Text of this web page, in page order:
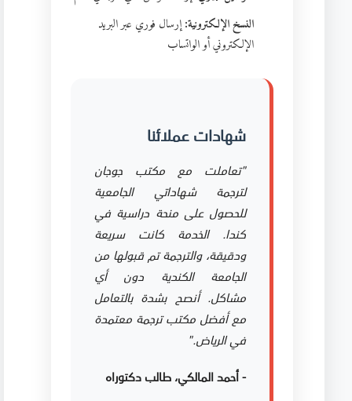
النسخ الإلكترونية:إرسال فوري عبر البريد
الإلكتروني أو الواتساب
شهادات عملائنا
"تعاملت مع مكتب جوجان
لترجمة شهاداتي الجامعية
للحصول على منحة دراسية في
كندا. الخدمة كانت سريعة
ودقيقة، والترجمة تم قبولها من
الجامعة الكندية دون أي
مشاكل. أنصح بشدة بالتعامل
مع أفضل مكتب ترجمة معتمدة
في الرياض."
- أحمد المالكي، طالب دكتوراه